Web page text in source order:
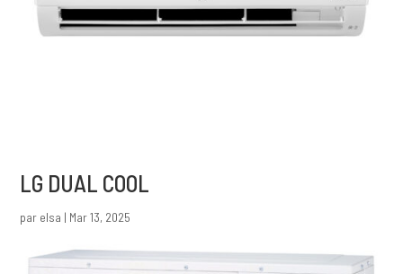
LG DUAL COOL
par elsa | Mar 13, 2025